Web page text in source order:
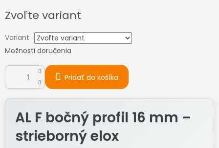
cena:
Zvoľte variant
Variant
Možnosti doručenia
Pridať do košíka
AL F bočný profil 16 mm –
strieborný elox